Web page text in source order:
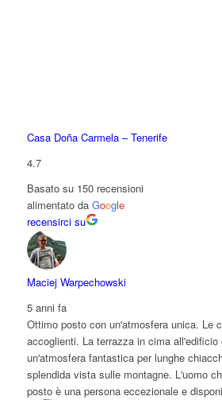
Casa Doña Carmela – Tenerife
4.7
Basato su 150 recensioni
alimentato da Google
recensirci su
Maciej Warpechowski
5 anni fa
Ottimo posto con un'atmosfera unica. Le
accoglienti. La terrazza in cima all'edificio
un'atmosfera fantastica per lunghe
splendida vista sulle montagne. L'uomo
posto è una persona eccezionale e